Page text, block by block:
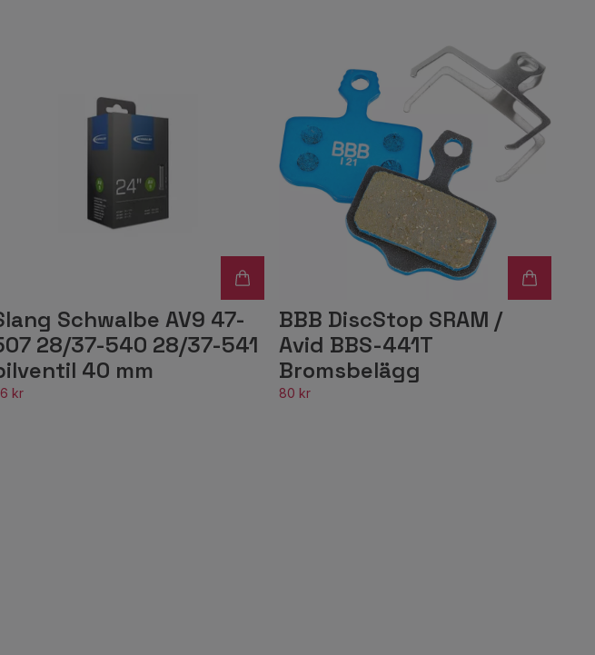
Schwalbe AV9 47-
28/37-540 28/37-541
40 mm
kr
BBB DiscStop SRAM /
Avid BBS-441T
Bromsbelägg
80 kr